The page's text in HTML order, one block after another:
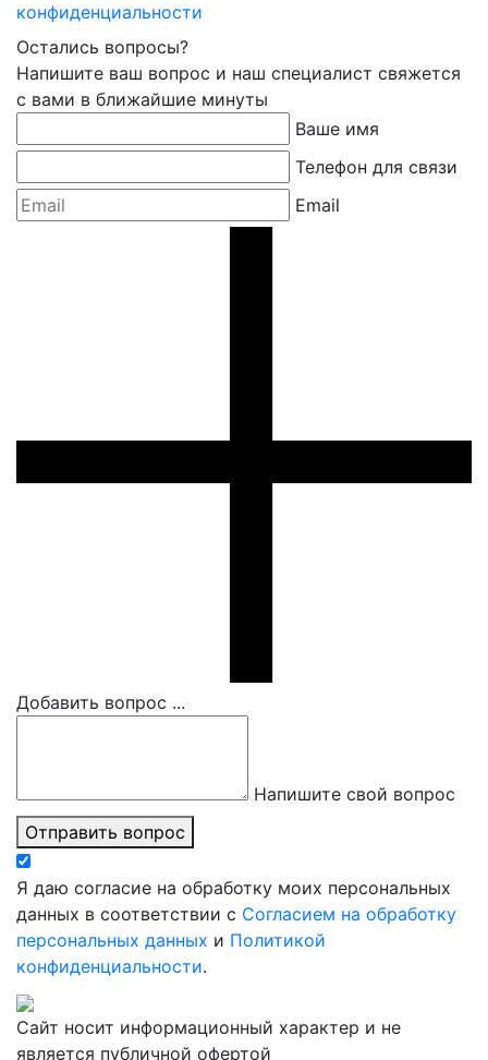
конфиденциальности
Остались вопросы?
Напишите ваш вопрос и наш специалист свяжется
с вами в ближайшие минуты
Ваше имя
Телефон для связи
Email
Добавить вопрос ...
Напишите свой вопрос
Отправить вопрос
Я даю согласие на обработку моих персональных
данных в соответствии с Согласием на обработку
персональных данных и Политикой
конфиденциальности.
Сайт носит информационный характер и не
является публичной офертой